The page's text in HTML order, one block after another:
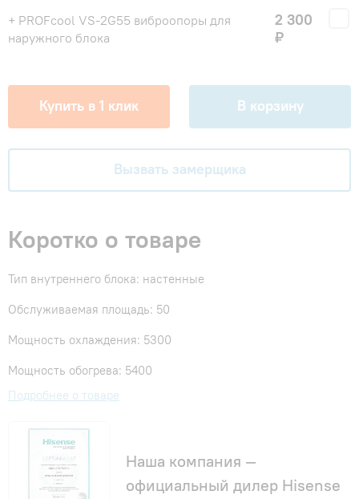
+ PROFcool VS-2G55 виброопоры для
наружного блока
2 300
₽
Купить в 1 клик В корзину
Вызвать замерщика
Коротко о товаре
Тип внутреннего блока: настенные
Обслуживаемая площадь: 50
Мощность охлаждения: 5300
Мощность обогрева: 5400
Подробнее о товаре
Наша компания —
официальный дилер Hisense